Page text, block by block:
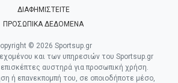
ΔΙΑΦΗΜΙΣΤΕΙΤΕ
ΠΡΟΣΩΠΙΚΑ ΔΕΔΟΜΕΝΑ
© 2026 Sportsup.gr
και των υπηρεσιών του Sportsup.gr
αυστηρά για προσωπική χρήση.
ή επανεκπομπή του, σε οποιοδήποτε μέσο,